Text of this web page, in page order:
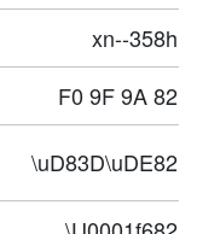
xn--358h
F0 9F 9A 82
\uD83D\uDE82